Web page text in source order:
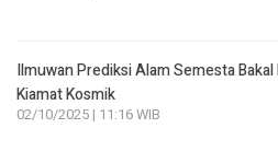
Ilmuwan Prediksi Alam Semesta
Kiamat Kosmik
02/10/2025 | 11:16 WIB